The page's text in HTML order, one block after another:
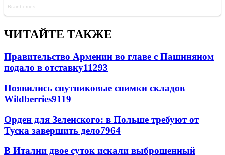
ЧИТАЙТЕ ТАКЖЕ
Правительство Армении во главе с Пашиняном
подало в отставку11293
Появились спутниковые снимки складов
Wildberries9119
Орден для Зеленского: в Польше требуют от
Туска завершить дело7964
В Италии двое суток искали выброшенный